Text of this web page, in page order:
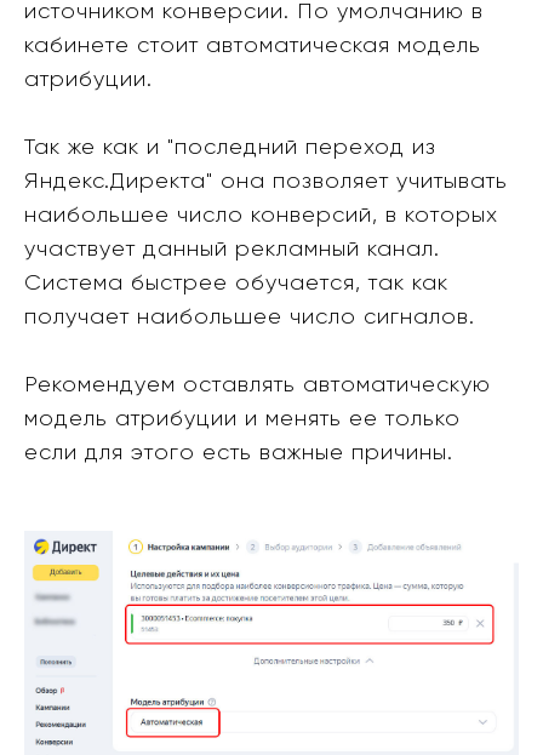
источником конверсии. По умолчанию в
кабинете стоит автоматическая модель
атрибуции.
Так же как и "последний переход из
Яндекс.Директа" она позволяет учитывать
наибольшее число конверсий, в которых
участвует данный рекламный канал.
Система быстрее обучается, так как
получает наибольшее число сигналов.
Рекомендуем оставлять автоматическую
модель атрибуции и менять ее только
если для этого есть важные причины.